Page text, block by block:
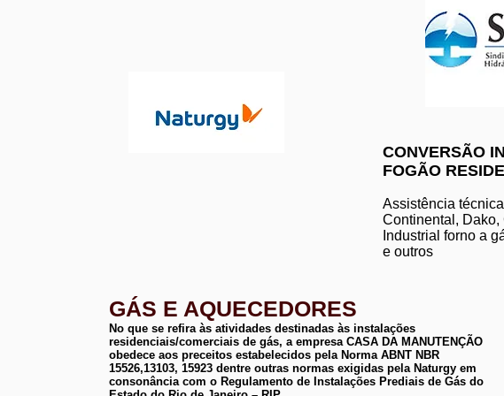
CONVERSÃO
FOGÃO
Assistência
Continental, Dako,
Industrial forno a
e outros
GÁS E AQUECEDORES
No que se refira às atividades destinadas às instalações
residenciais/comerciais de gás, a empresa CASA DA MANUTENÇÃO
obedece aos preceitos estabelecidos pela Norma ABNT NBR
15526,13103, 15923 dentre outras normas exigidas pela Naturgy em
consonância com o Regulamento de Instalações Prediais de Gás do